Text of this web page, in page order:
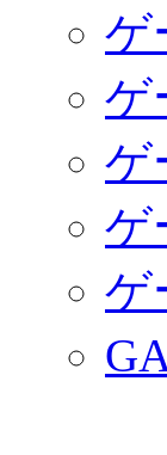
ゲ
ゲ
ゲ
ゲ
ゲ